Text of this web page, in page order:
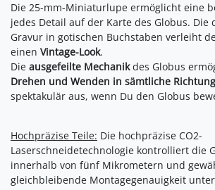
Die 25-mm-Miniaturlupe ermöglicht eine
jedes Detail auf der Karte des Globus. Die
Gravur in gotischen Buchstaben verleiht
einen Vintage-Look.
Die ausgefeilte Mechanikdes Globus
Drehen und Wenden in sämtliche
spektakulär aus, wenn Du den Globus
Hochpräzise Teile: Die hochpräzise CO2-
Laserschneidetechnologie kontrolliert die
innerhalb von fünf Mikrometern und
gleichbleibende Montagegenauigkeit